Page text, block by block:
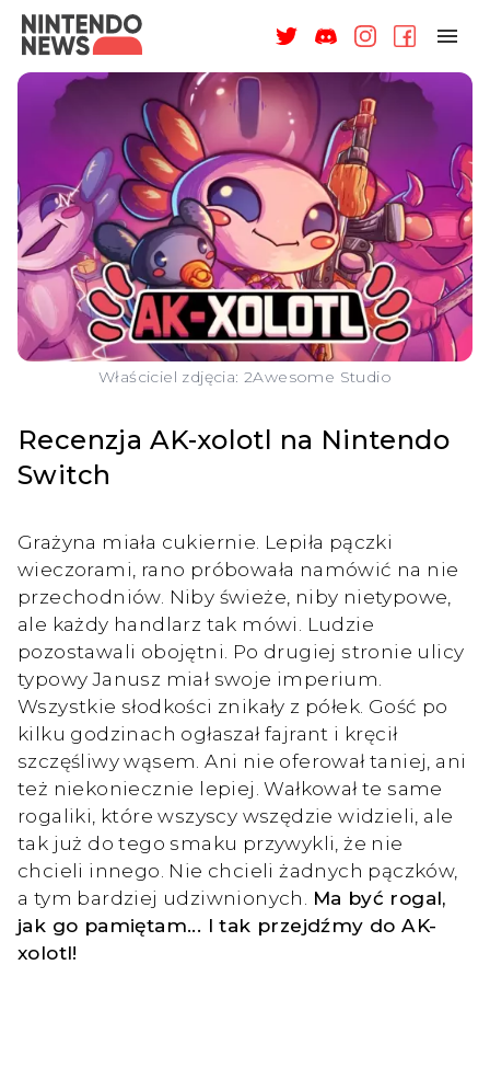
NAGRODY
RECENZJE
ARTYKUŁY
WSPARCIE
O NAS
ZALOGUJ
Właściciel zdjęcia: 2Awesome Studio
Recenzja AK-xolotl na Nintendo
Switch
Grażyna miała cukiernie. Lepiła pączki
wieczorami, rano próbowała namówić na nie
przechodniów. Niby świeże, niby nietypowe,
ale każdy handlarz tak mówi. Ludzie
pozostawali obojętni. Po drugiej stronie ulicy
typowy Janusz miał swoje imperium.
Wszystkie słodkości znikały z półek. Gość po
kilku godzinach ogłaszał fajrant i kręcił
szczęśliwy wąsem. Ani nie oferował taniej, ani
też niekoniecznie lepiej. Wałkował te same
rogaliki, które wszyscy wszędzie widzieli, ale
tak już do tego smaku przywykli, że nie
chcieli innego. Nie chcieli żadnych pączków,
a tym bardziej udziwnionych.
Ma być rogal,
jak go pamiętam... I tak przejdźmy do AK-
xolotl!